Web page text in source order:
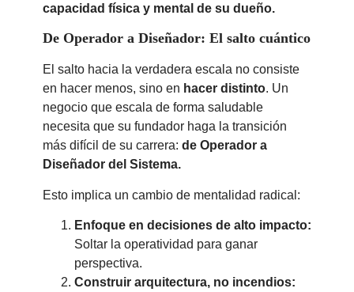
capacidad física y mental de su dueño.
De Operador a Diseñador: El salto cuántico
El salto hacia la verdadera escala no consiste
en hacer menos, sino en hacer distinto. Un
negocio que escala de forma saludable
necesita que su fundador haga la transición
más difícil de su carrera: de Operador a
Diseñador del Sistema.
Esto implica un cambio de mentalidad radical:
Enfoque en decisiones de alto impacto:
Soltar la operatividad para ganar
perspectiva.
Construir arquitectura, no incendios: